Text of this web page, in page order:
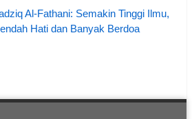
Al-Fathani: Semakin Tinggi Ilmu,
Hati dan Banyak Berdoa